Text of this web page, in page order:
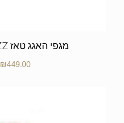
UGG TAZZ מגפי האגג טאז
₪449.00